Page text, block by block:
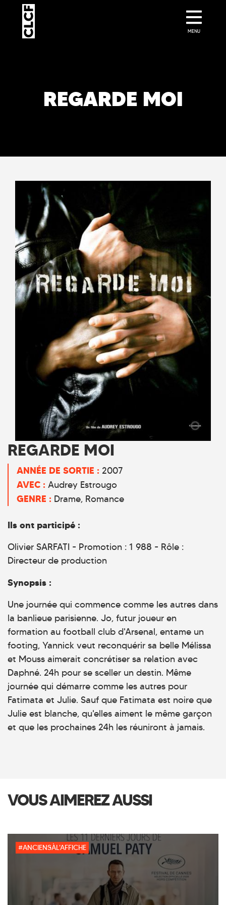
REGARDE MOI
REGARDE MOI
ANNÉE DE SORTIE : 2007
AVEC : Audrey Estrougo
GENRE : Drame Romance
Ils ont participé :
Olivier SARFATI - Promotion : 1 988 - Rôle :
Directeur de production
Synopsis :
Une journée qui commence comme les autres dans
la banlieue parisienne. Jo, futur joueur en
formation au football club d'Arsenal, entame un
footing, Yannick veut reconquérir sa belle Mélissa
et Mouss aimerait concrétiser sa relation avec
Daphné. 24h pour se sceller un destin. Même
journée qui démarre comme les autres pour
Fatimata et Julie. Sauf que Fatimata est noire que
Julie est blanche, qu'elles aiment le même garçon
et que les prochaines 24h les réuniront à jamais.
VOUS AIMEREZ AUSSI
#ANCIENSÀL'AFFICHE
MENU